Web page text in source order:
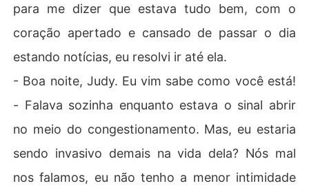
para me dizer que estava tudo bem, com o
coração apertado e cansado de passar o dia
estando notícias, eu resolvi ir até ela.
- Boa noite, Judy. Eu vim sabe como você está!
- Falava sozinha enquanto estava o sinal abrir
no meio do congestionamento. Mas, eu estaria
sendo invasivo demais na vida dela? Nós mal
nos falamos, eu não tenho a menor intimidade